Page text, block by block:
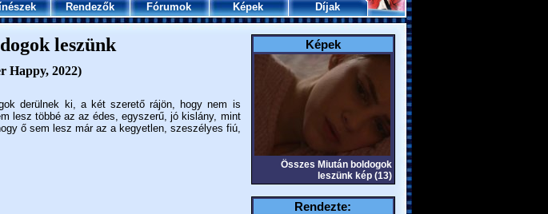
Rendezők Fórumok Képek Díjak
leszünk
Happy, 2022)
derülnek ki, a két szerető rájön, hogy nem is
lesz többé az az édes, egyszerű, jó kislány, mint
ő sem lesz már az a kegyetlen, szeszélyes fiú,
Képek
Összes Miután boldogok
leszünk kép (13)
Rendezte: